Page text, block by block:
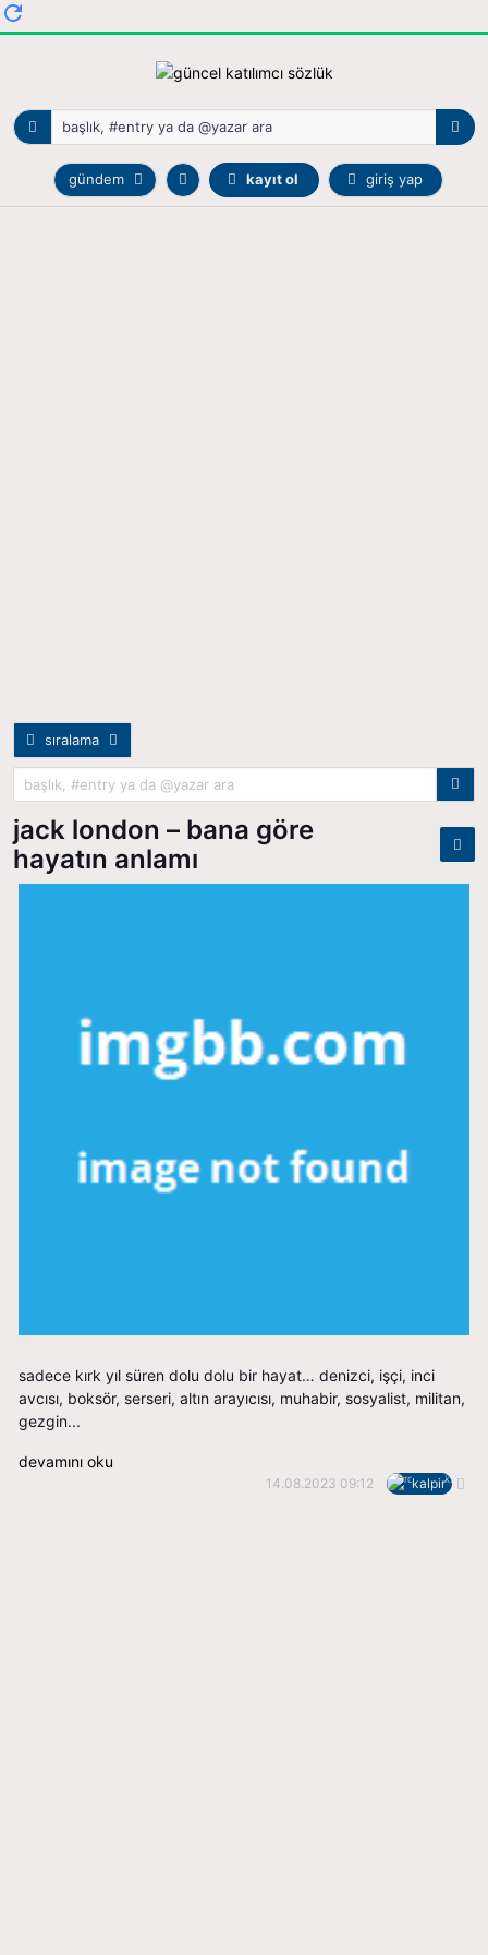
gündem kayıt ol giriş yap
sıralama
jack london – bana göre
hayatın anlamı
sadece kırk yıl süren dolu dolu bir hayat… denizci, işçi, inci
avcısı, boksör, serseri, altın arayıcısı, muhabir, sosyalist, militan,
gezgin...
devamını oku
14.08.2023 09:12 kalpir